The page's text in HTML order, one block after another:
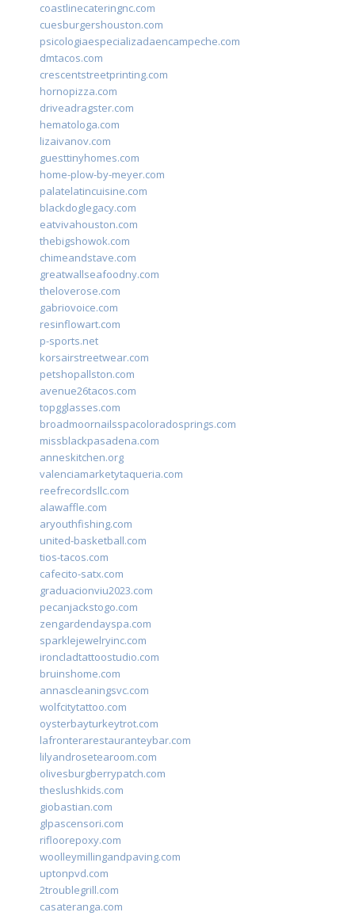
coastlinecateringnc.com
cuesburgershouston.com
psicologiaespecializadaencampeche.com
dmtacos.com
crescentstreetprinting.com
hornopizza.com
driveadragster.com
hematologa.com
lizaivanov.com
guesttinyhomes.com
home-plow-by-meyer.com
palatelatincuisine.com
blackdoglegacy.com
eatvivahouston.com
thebigshowok.com
chimeandstave.com
greatwallseafoodny.com
theloverose.com
gabriovoice.com
resinflowart.com
p-sports.net
korsairstreetwear.com
petshopallston.com
avenue26tacos.com
topgglasses.com
broadmoornailsspacoloradosprings.com
missblackpasadena.com
anneskitchen.org
valenciamarketytaqueria.com
reefrecordsllc.com
alawaffle.com
aryouthfishing.com
united-basketball.com
tios-tacos.com
cafecito-satx.com
graduacionviu2023.com
pecanjackstogo.com
zengardendayspa.com
sparklejewelryinc.com
ironcladtattoostudio.com
bruinshome.com
annascleaningsvc.com
wolfcitytattoo.com
oysterbayturkeytrot.com
lafronterarestauranteybar.com
lilyandrosetearoom.com
olivesburgberrypatch.com
theslushkids.com
giobastian.com
glpascensori.com
rifloorepoxy.com
woolleymillingandpaving.com
uptonpvd.com
2troublegrill.com
casateranga.com